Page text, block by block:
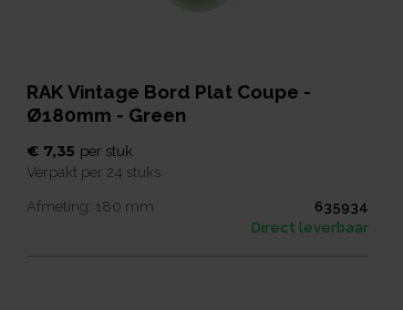
RAK Vintage Bord Plat Coupe -
Ø180mm - Green
€ 7,35 per stuk
Verpakt per 24 stuks
Afmeting: 180 mm
635934
Direct leverbaar